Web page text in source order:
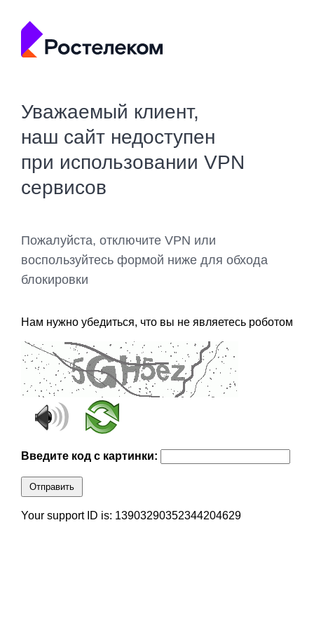
Уважаемый клиент,
наш сайт недоступен
при использовании VPN
сервисов
Пожалуйста, отключите VPN или
воспользуйтесь формой ниже для обхода
блокировки
Нам нужно убедиться, что вы не являетесь роботом
Введите код с картинки:
Отправить
Your support ID is: 13903290352344204629